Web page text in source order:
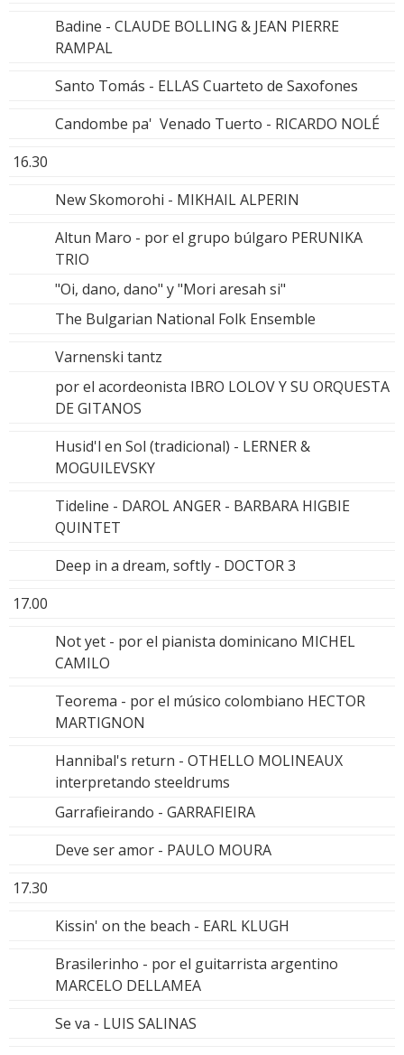
Badine - CLAUDE BOLLING & JEAN PIERRE
RAMPAL
Santo Tomás - ELLAS Cuarteto de Saxofones
Candombe pa' Venado Tuerto - RICARDO NOLÉ
16.30
New Skomorohi - MIKHAIL ALPERIN
Altun Maro - por el grupo búlgaro PERUNIKA
TRIO
"Oi, dano, dano" y "Mori aresah si"
The Bulgarian National Folk Ensemble
Varnenski tantz
por el acordeonista IBRO LOLOV Y SU ORQUESTA
DE GITANOS
Husid'l en Sol (tradicional) - LERNER &
MOGUILEVSKY
Tideline - DAROL ANGER - BARBARA HIGBIE
QUINTET
Deep in a dream, softly - DOCTOR 3
17.00
Not yet - por el pianista dominicano MICHEL
CAMILO
Teorema - por el músico colombiano HECTOR
MARTIGNON
Hannibal's return - OTHELLO MOLINEAUX
interpretando steeldrums
Garrafieirando - GARRAFIEIRA
Deve ser amor - PAULO MOURA
17.30
Kissin' on the beach - EARL KLUGH
Brasilerinho - por el guitarrista argentino
MARCELO DELLAMEA
Se va - LUIS SALINAS